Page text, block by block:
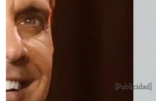
[Publicidad]